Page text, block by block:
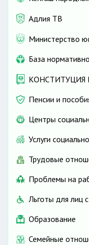
статусу.
Адлия ТВ
Министерство
База
КОНСТИТУЦИЯ
Пенсии и
Центры
Услуги
Трудовые
Проблемы на
Льготы для лиц
Образование
Семейные